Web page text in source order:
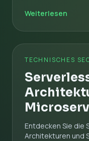
Weiterlesen
TECHNISCHES
Entdecken Sie die
Architekturen und